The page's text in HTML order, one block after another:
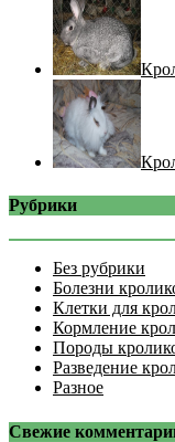
Рубрики
Без рубрики
Болезни
Клетки для
Кормление
Породы
Разведение
Разное
Свежие